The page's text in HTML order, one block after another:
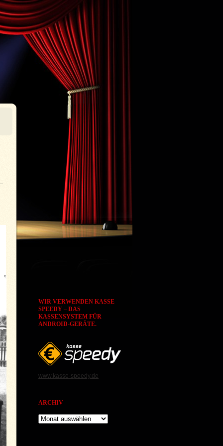
WIR VERWENDEN KASSE
SPEEDY – DAS
KASSENSYSTEM FÜR
ANDROID-GERÄTE.
www.kasse-speedy.de
ARCHIV
Archiv